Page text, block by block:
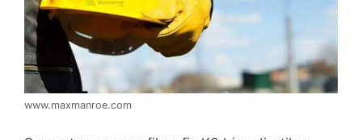
www.maxmanroe.com